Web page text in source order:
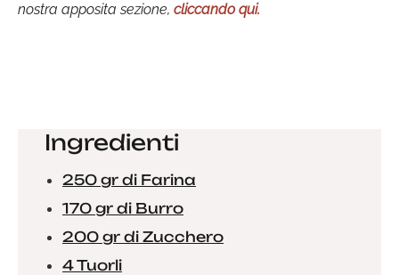
nostra apposita sezione, cliccando qui.
Ingredienti
250 gr di Farina
170 gr di Burro
200 gr di Zucchero
4 Tuorli